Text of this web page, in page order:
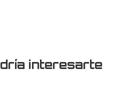
interesarte